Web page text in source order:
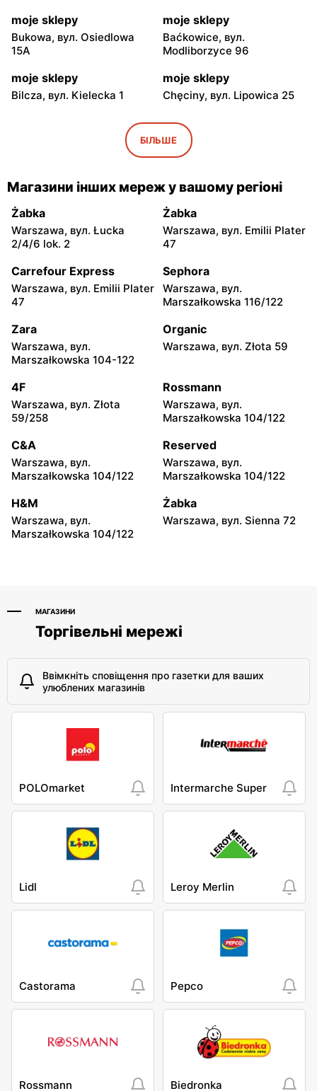
moje sklepy
Bukowa, вул. Osiedlowa
15A
moje sklepy
Baćkowice, вул.
Modliborzyce 96
moje sklepy
Bilcza, вул. Kielecka 1
moje sklepy
Chęciny, вул. Lipowica 25
Iwaniska, вул. Ujazdowska
moje sklepy
Bogoria, вул. Rynek 30
moje sklepy
Gorzyce, вул. Szkolna 44 Grębów, вул. Wydrza 180
moje sklepy
Jadachy, вул. Jadachy 111
moje sklepy
Jeżowe, вул. Zalesie 77
moje sklepy
Kazimierza Wielka, вул.
Kolejowa 15
moje sklepy
Kamień, вул. Błonie 23
moje sklepy
Górki, вул. Górki 71
moje sklepy
Gumniska, вул. Gumniska
moje sklepy
Iwierzyce, вул. Iwierzyce
152A
moje sklepy
Tczew, вул. Franciszka
Żwirki 61
moje sklepy
Hyżne, вул. Hyżne 100
moje sklepy
Jarosław, вул. Pełkińska
147
moje sklepy
Niebylec, вул. Niebylec 139
moje sklepy
Opole, вул. Grudzicka 45
БІЛЬШЕ
Магазини інших мереж у вашому регіоні
Żabka
Warszawa, вул. Łucka
2/4/6 lok. 2
Żabka
Warszawa, вул. Emilii Plater
47
Carrefour Express
Warszawa, вул. Emilii Plater
47
Sephora
Warszawa, вул.
Marszałkowska 116/122
Zara
Warszawa, вул.
Marszałkowska 104-122
Organic
Warszawa, вул. Złota 59
4F
Warszawa, вул. Złota
59/258
Rossmann
Warszawa, вул.
Marszałkowska 104/122
C&A
Warszawa, вул.
Marszałkowska 104/122
Reserved
Warszawa, вул.
Marszałkowska 104/122
H&M
Warszawa, вул.
Marszałkowska 104/122
Żabka
Warszawa, вул. Sienna 72
МАГАЗИНИ
Торгівельні мережі
Ввімкніть сповіщення про газетки для ваших
улюблених магазинів
POLOmarket Intermarche Super
Lidl Leroy Merlin
Castorama Pepco
Rossmann Biedronka